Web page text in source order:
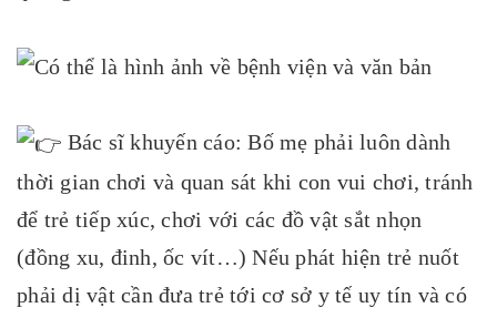
Bác sĩ khuyến cáo: Bố mẹ phải luôn dành
thời gian chơi và quan sát khi con vui chơi, tránh
để trẻ tiếp xúc, chơi với các đồ vật sắt nhọn
(đồng xu, đinh, ốc vít…) Nếu phát hiện trẻ nuốt
phải dị vật cần đưa trẻ tới cơ sở y tế uy tín và có